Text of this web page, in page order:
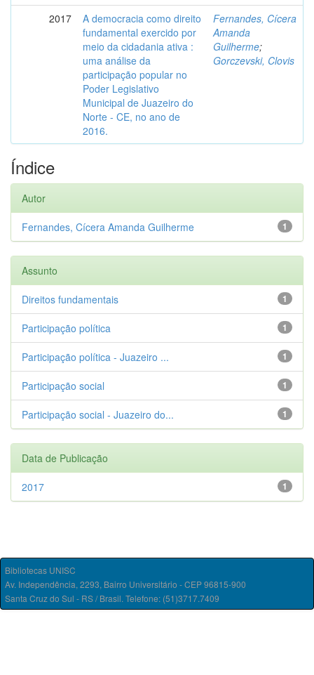
2017
A democracia como direito
fundamental exercido por
meio da cidadania ativa :
uma análise da
participação popular no
Poder Legislativo
Municipal de Juazeiro do
Norte - CE, no ano de
2016.
Fernandes, Cícera
Amanda
Guilherme;
Gorczevski, Clovis
Índice
Autor
1
Fernandes, Cícera Amanda Guilherme
Assunto
1
Direitos fundamentais
1
Participação política
1
Participação política - Juazeiro ...
1
Participação social
1
Participação social - Juazeiro do...
Data de Publicação
1
2017
Bibliotecas UNISC
Av. Independência, 2293, Bairro Universitário - CEP 96815-900
Santa Cruz do Sul - RS / Brasil. Telefone: (51)3717.7409